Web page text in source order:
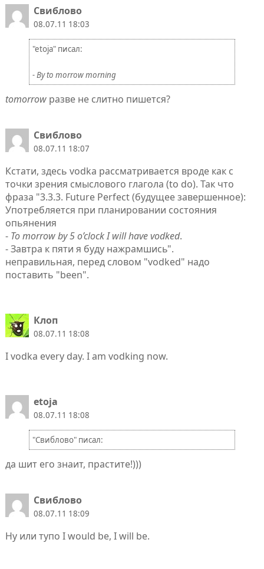
Свиблово
08.07.11 18:03
"etoja" писал:
- By to morrow morning
tomorrowразве не слитно пишется?
Свиблово
08.07.11 18:07
Кстати, здесь vodka рассматривается вроде как с
точки зрения смыслового глагола (to do). Так что
фраза "3.3.3. Future Perfect (будущее завершенное):
Употребляется при планировании состояния
опьянения
- To morrow by 5 o’clock I will have vodked.
- Завтра к пяти я буду нажрамшись".
неправильная, перед словом "vodked" надо
поставить "been".
Клоп
08.07.11 18:08
I vodka every day. I am vodking now.
etoja
08.07.11 18:08
"Свиблово" писал:
да шит его знаит, прастите!)))
Свиблово
08.07.11 18:09
Ну или тупо I would be, I will be.